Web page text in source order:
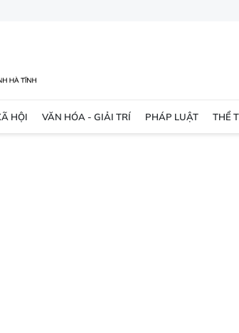
HỘI VĂN HÓA - GIẢI TRÍ PHÁP LUẬT THỂ